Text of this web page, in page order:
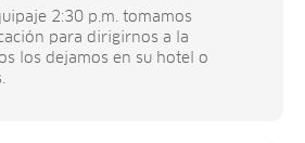
2:30 p.m. tomamos
para dirigirnos a la
los dejamos en su hotel o